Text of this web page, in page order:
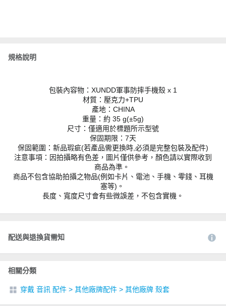
規格說明
包裝內容物：XUNDD軍事防摔手機殼 x 1
材質：壓克力+TPU
產地：CHINA
重量：約 35 g(±5g)
尺寸：僅適用於標題所示型號
保固期限：7天
保固範圍：新品瑕疵(若產品需更換時,必須是完整包裝及配件)
注意事項：因拍攝略有色差，圖片僅供參考，顏色請以實際收到
商品為準。
商品不包含協助拍攝之物品(例如卡片、電池、手機、零錢、耳機
塞等)。
長度、寬度尺寸會有些微誤差，不包含實機。
配送與退換貨需知
相關分類
穿戴 音訊 配件 > 其他廠牌配件 > 其他廠牌 殼套